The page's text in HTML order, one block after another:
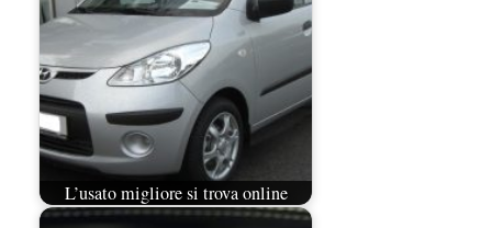
L’usato migliore si trova online